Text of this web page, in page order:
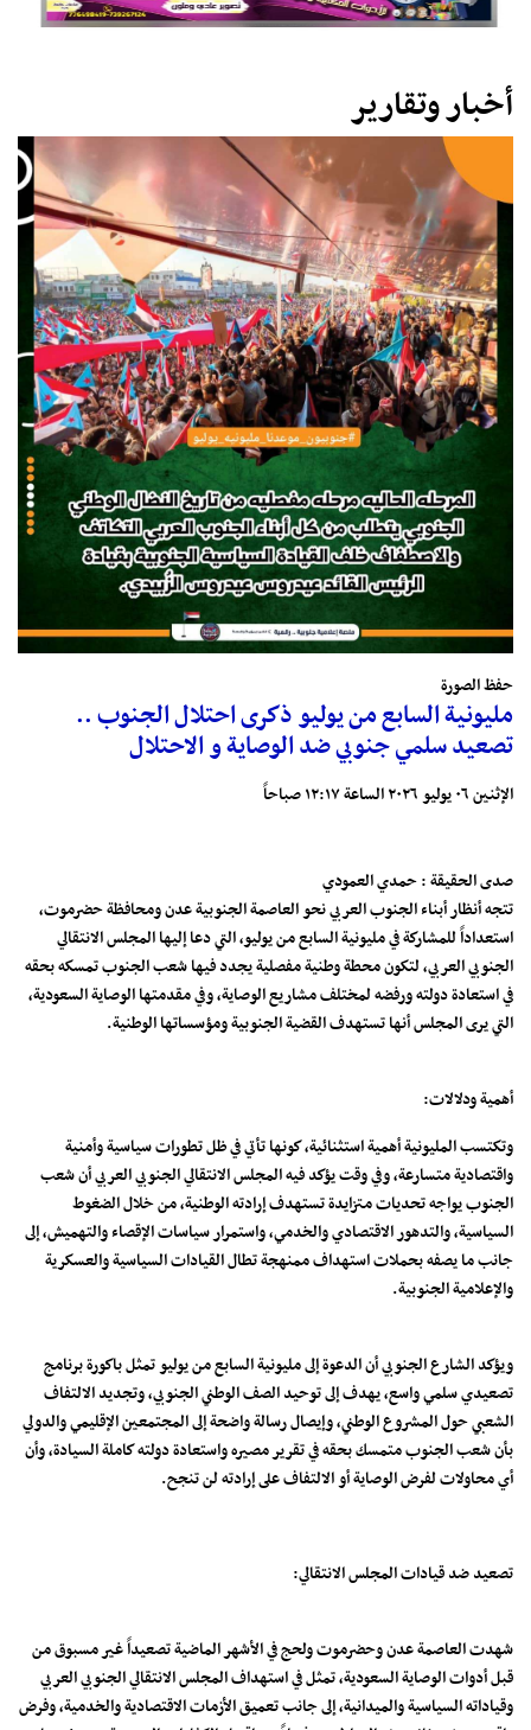
أخبار وتقارير
حفظ الصورة
مليونية السابع من يوليو ذكرى احتلال الجنوب ..
تصعيد سلمي جنوبي ضد الوصاية و الاحتلال
الإثنين ٠٦ يوليو ٢٠٢٦ الساعة ١٢:١٧ صباحاً
صدى الحقيقة : حمدي العمودي
تتجه أنظار أبناء الجنوب العربي نحو العاصمة الجنوبية عدن ومحافظة حضرموت،
استعداداً للمشاركة في مليونية السابع من يوليو، التي دعا إليها المجلس الانتقالي
الجنوبي العربي، لتكون محطة وطنية مفصلية يجدد فيها شعب الجنوب تمسكه بحقه
في استعادة دولته ورفضه لمختلف مشاريع الوصاية، وفي مقدمتها الوصاية السعودية،
التي يرى المجلس أنها تستهدف القضية الجنوبية ومؤسساتها الوطنية.
أهمية ودلالات:
وتكتسب المليونية أهمية استثنائية، كونها تأتي في ظل تطورات سياسية وأمنية
واقتصادية متسارعة، وفي وقت يؤكد فيه المجلس الانتقالي الجنوبي العربي أن شعب
الجنوب يواجه تحديات متزايدة تستهدف إرادته الوطنية، من خلال الضغوط
السياسية، والتدهور الاقتصادي والخدمي، واستمرار سياسات الإقصاء والتهميش، إلى
جانب ما يصفه بحملات استهداف ممنهجة تطال القيادات السياسية والعسكرية
والإعلامية الجنوبية.
ويؤكد الشارع الجنوبي أن الدعوة إلى مليونية السابع من يوليو تمثل باكورة برنامج
تصعيدي سلمي واسع، يهدف إلى توحيد الصف الوطني الجنوبي، وتجديد الالتفاف
الشعبي حول المشروع الوطني، وإيصال رسالة واضحة إلى المجتمعين الإقليمي والدولي
بأن شعب الجنوب متمسك بحقه في تقرير مصيره واستعادة دولته كاملة السيادة، وأن
أي محاولات لفرض الوصاية أو الالتفاف على إرادته لن تنجح.
تصعيد ضد قيادات المجلس الانتقالي:
شهدت العاصمة عدن وحضرموت ولحج في الأشهر الماضية تصعيداً غير مسبوق من
قبل أدوات الوصاية السعودية، تمثل في استهداف المجلس الانتقالي الجنوبي العربي
وقياداته السياسية والميدانية، إلى جانب تعميق الأزمات الاقتصادية والخدمية، وفرض